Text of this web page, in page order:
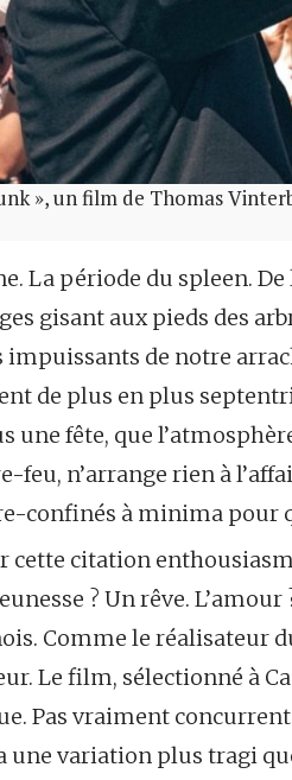
», un film de Thomas
La période du spleen.
gisant aux pieds des
de notre
de plus en plus
fête, que
feu, n’arrange rien à
confinés à minima pour
cette citation
? Un rêve. L’amour
Comme le réalisateur
Le film, sélectionné à
Pas vraiment
une variation plus tragi